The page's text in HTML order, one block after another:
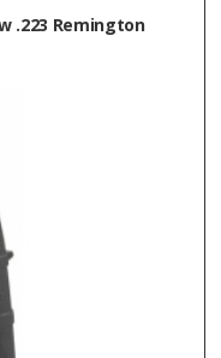
.223 Remington